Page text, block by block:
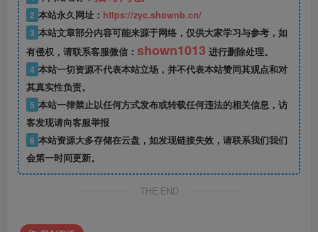
2 本站永久网址： https://zyc.shownb.cn/
3 本站文章部分内容可能来源于网络，仅供大家学习与参考，如
有侵权，请联系客服微信： shown1013 进行删除处理。
4 本站一切资源不代表本站立场，并不代表本站赞同其观点和对
其真实性负责。
5 本站一律禁止以任何方式发布或转载任何违法的相关信息，访
客发现请向客服举报
6 本站资源大多存储在云盘，如发现链接失效，请联系我们我们
会第一时间更新。
THE END